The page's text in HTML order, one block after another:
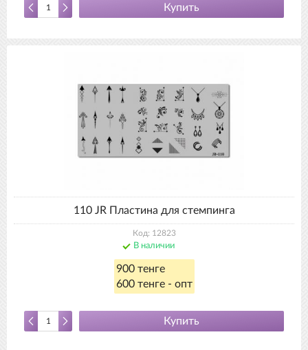
Купить
110 JR Пластина для стемпинга
Код: 12823
В наличии
900 тенге
600 тенге - опт
Купить